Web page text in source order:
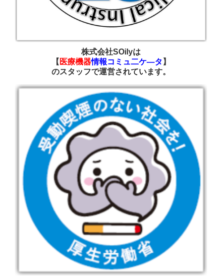
株式会社SOilyは
【 医療機器情報コミュ二ケ―タ 】
のスタッフで運営されています。